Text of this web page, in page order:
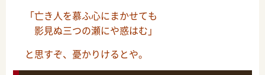
「亡き人を慕ふ心にまかせても
影見ぬ三つの瀬にや惑はむ」
と思すぞ、憂かりけるとや。